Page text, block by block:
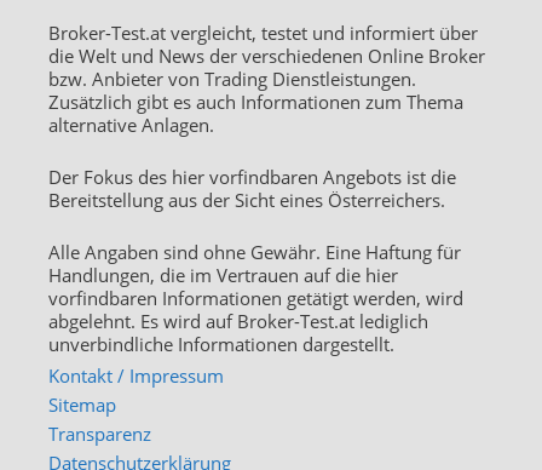
Broker-Test.at vergleicht, testet und informiert über
die Welt und News der verschiedenen Online Broker
bzw. Anbieter von Trading Dienstleistungen.
Zusätzlich gibt es auch Informationen zum Thema
alternative Anlagen.
Der Fokus des hier vorfindbaren Angebots ist die
Bereitstellung aus der Sicht eines Österreichers.
Alle Angaben sind ohne Gewähr. Eine Haftung für
Handlungen, die im Vertrauen auf die hier
vorfindbaren Informationen getätigt werden, wird
abgelehnt. Es wird auf Broker-Test.at lediglich
unverbindliche Informationen dargestellt.
Kontakt / Impressum
Sitemap
Transparenz
Datenschutzerklärung